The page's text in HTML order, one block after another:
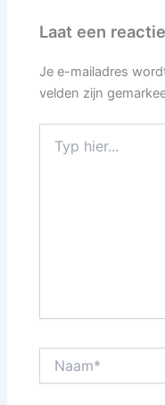
Laat een
Je e-mailadres
velden zijn
hier...